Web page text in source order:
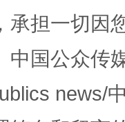
如何以
承担一切因
中国公众传
news/